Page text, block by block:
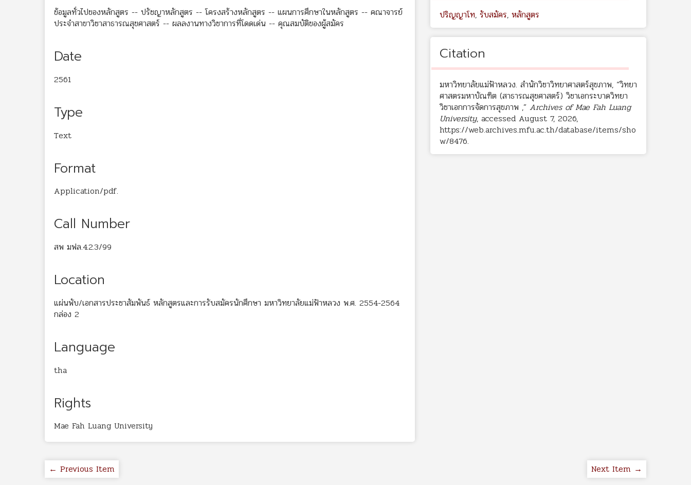
ข้อมูลทั่วไปของหลักสูตร -- ปรัชญาหลักสูตร -- โครงสร้างหลักสูตร -- แผนการศึกษาในหลักสูตร -- คณาจารย์
ประจำสาขาวิชาสาธารณสุขศาสตร์ -- ผลลงานทางวิชาการที่โดดเด่น -- คุณสมบัติของผู้สมัคร
Date
2561
Type
Text
Format
Application/pdf.
Call Number
สพ มฟล.4.2.3/99
Location
แผ่นพับ/เอกสารประชาสัมพันธ์ หลักสูตรและการรับสมัครนักศึกษา มหาวิทยาลัยแม่ฟ้าหลวง พ.ศ. 2554-2564
กล่อง 2
Language
tha
Rights
Mae Fah Luang University
ปริญญาโท, รับสมัคร, หลักสูตร
Citation
มหาวิทยาลัยแม่ฟ้าหลวง. สำนักวิชาวิทยาศาสตร์สุขภาพ, “วิทยา
ศาสตรมหาบัณฑิต (สาธารณสุขศาสตร์) วิชาเอกระบาดวิทยา
วิชาเอกการจัดการสุขภาพ ,” Archives of Mae Fah Luang
University, accessed August 7, 2026,
https://web.archives.mfu.ac.th/database/items/sho
w/8476.
← Previous Item Next Item →